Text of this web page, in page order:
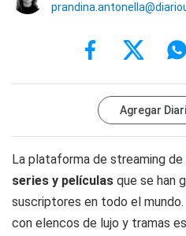
Agregar
La plataforma de streaming de
series y películas que se han
suscriptores en todo el
con elencos de lujo y tramas